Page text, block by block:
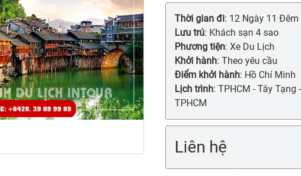
Thời gian đi: 12 Ngày 11 Đêm
Lưu trú: Khách sạn 4 sao
Phương tiện: Xe Du Lịch
Khởi hành: Theo yêu cầu
Điểm khởi hành: Hồ Chí Minh
Lịch trình: TPHCM - Tây
TPHCM
Liên hệ